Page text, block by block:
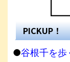
PICKUP！
●谷根千を歩